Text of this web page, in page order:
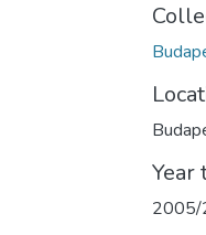
Year
2005/